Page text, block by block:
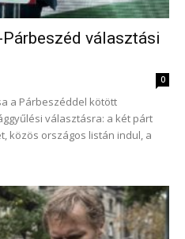
választási
0
a Párbeszéddel kötött
választásra: a két párt
közös országos listán indul, a